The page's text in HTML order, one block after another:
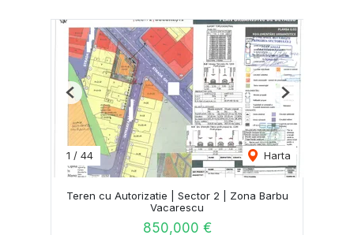
1 / 44 Harta
Previous Next
Teren cu Autorizatie | Sector 2 | Zona Barbu
Vacarescu
850,000 €